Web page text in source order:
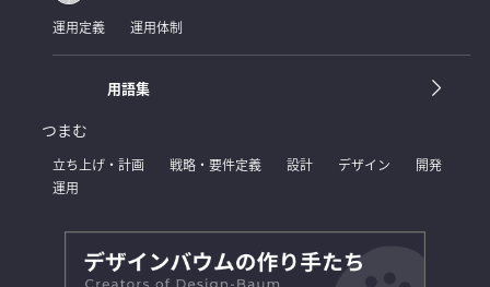
運用定義 運用体制
用語集
つまむ
立ち上げ・計画 戦略・要件定義 設計 デザイン
開発
運用